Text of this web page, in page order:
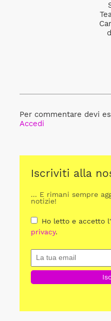
Per commentare devi
Accedi
Iscriviti alla
... E rimani sempre
notizie!
Ho letto e accetto l'
privacy.